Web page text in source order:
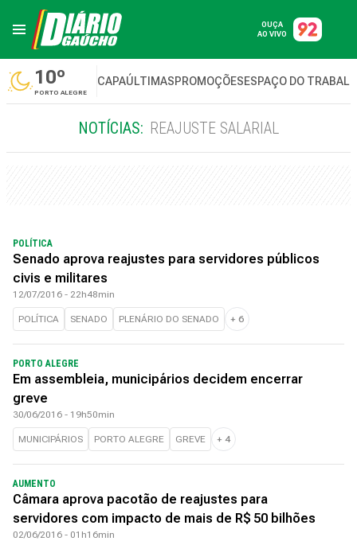
OUÇA
AO VIVO
10º
PORTO ALEGRE
CAPAÚLTIMASPROMOÇÕESESPAÇO DO
NOTÍCIAS: REAJUSTE SALARIAL
POLÍTICA
Senado aprova reajustes para servidores públicos
civis e militares
12/07/2016 - 22h48min
POLÍTICA SENADO PLENÁRIO DO SENADO + 6
PORTO ALEGRE
Em assembleia, municipários decidem encerrar
greve
30/06/2016 - 19h50min
MUNICIPÁRIOS PORTO ALEGRE GREVE + 4
AUMENTO
Câmara aprova pacotão de reajustes para
servidores com impacto de mais de R$ 50 bilhões
02/06/2016 - 01h16min